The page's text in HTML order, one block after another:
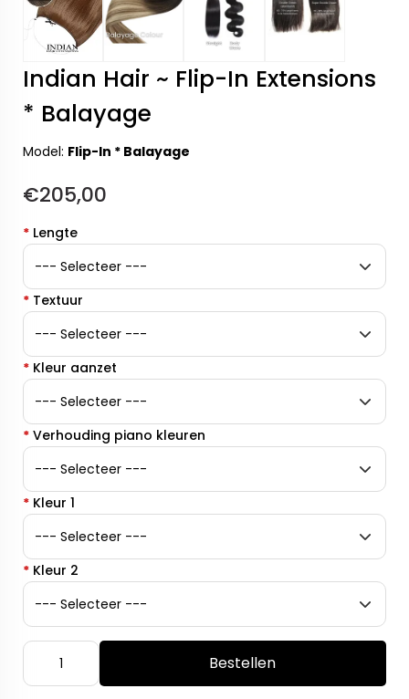
Indian Hair ~ Flip-In Extensions
* Balayage
Model: Flip-In * Balayage
€205,00
* Lengte
* Textuur
* Kleur aanzet
* Verhouding piano kleuren
* Kleur 1
* Kleur 2
Bestellen